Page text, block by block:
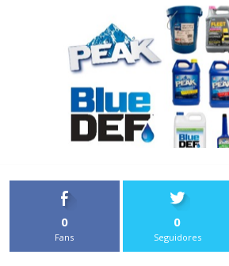
0
Fans
0
Seguidores